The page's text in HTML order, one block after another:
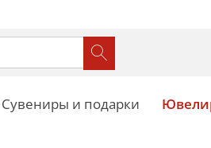
Сувениры и подарки